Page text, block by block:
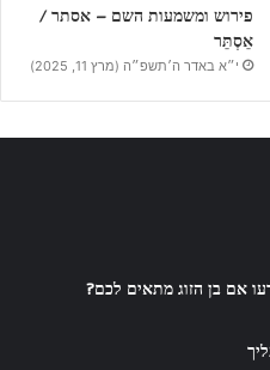
פירוש ומשמעות השם – אסתר /
אֵסְתֵּר
י״א באדר ה׳תשפ״ה (מרץ 11, 2025)
אם בן הזוג מתאים לכם?